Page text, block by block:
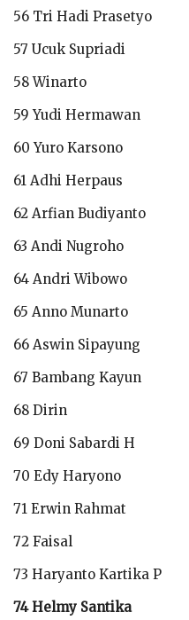
56 Tri Hadi Prasetyo
57 Ucuk Supriadi
58 Winarto
59 Yudi Hermawan
60 Yuro Karsono
61 Adhi Herpaus
62 Arfian Budiyanto
63 Andi Nugroho
64 Andri Wibowo
65 Anno Munarto
66 Aswin Sipayung
67 Bambang Kayun
68 Dirin
69 Doni Sabardi H
70 Edy Haryono
71 Erwin Rahmat
72 Faisal
73 Haryanto Kartika P
74 Helmy Santika